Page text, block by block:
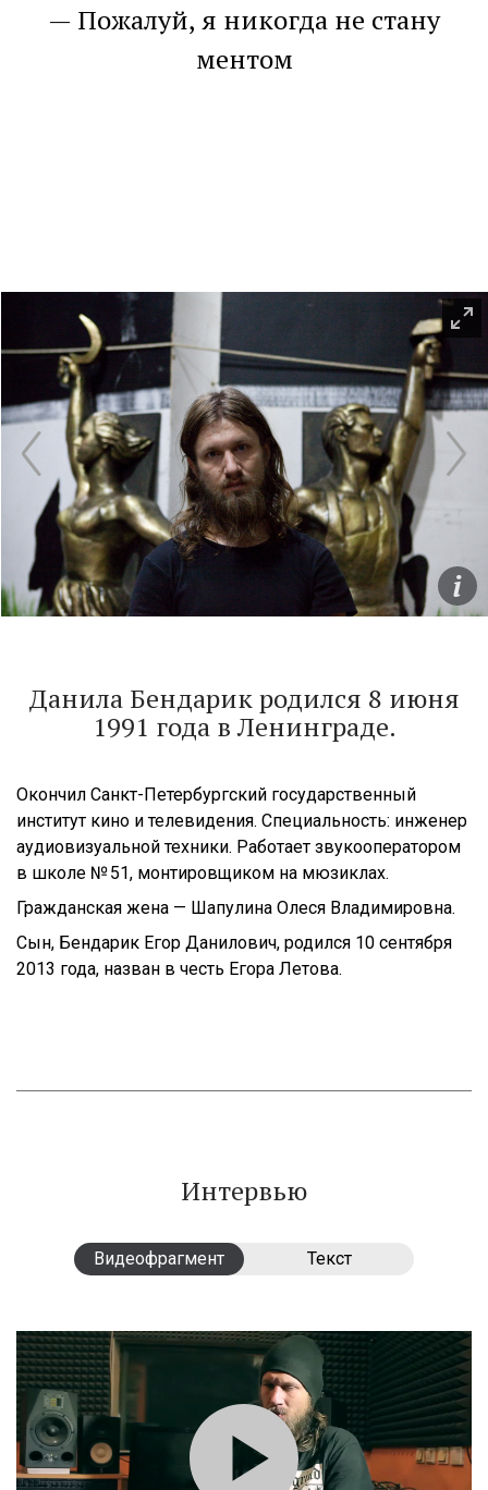
Пожалуй, я никогда не стану
ментом
Данила Бендарик родился 8 июня
1991 года в Ленинграде.
Окончил Санкт-Петербургский государственный
институт кино и телевидения. Специальность: инженер
аудиовизуальной техники. Работает звукооператором
в школе № 51, монтировщиком на мюзиклах.
Гражданская жена — ​Шапулина Олеся Владимировна.
Сын, Бендарик Егор Данилович, родился 10 сентября
2013 года, назван в честь Егора Летова.
Интервью
Видеофрагмент Текст
Видеофрагмент Текст